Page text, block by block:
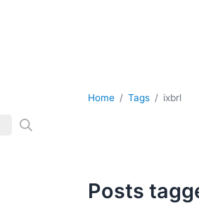
Home Tags ixbrl
Posts